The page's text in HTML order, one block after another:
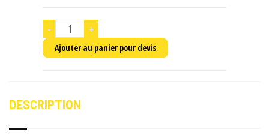
- +
Ajouter au panier pour devis
DESCRIPTION